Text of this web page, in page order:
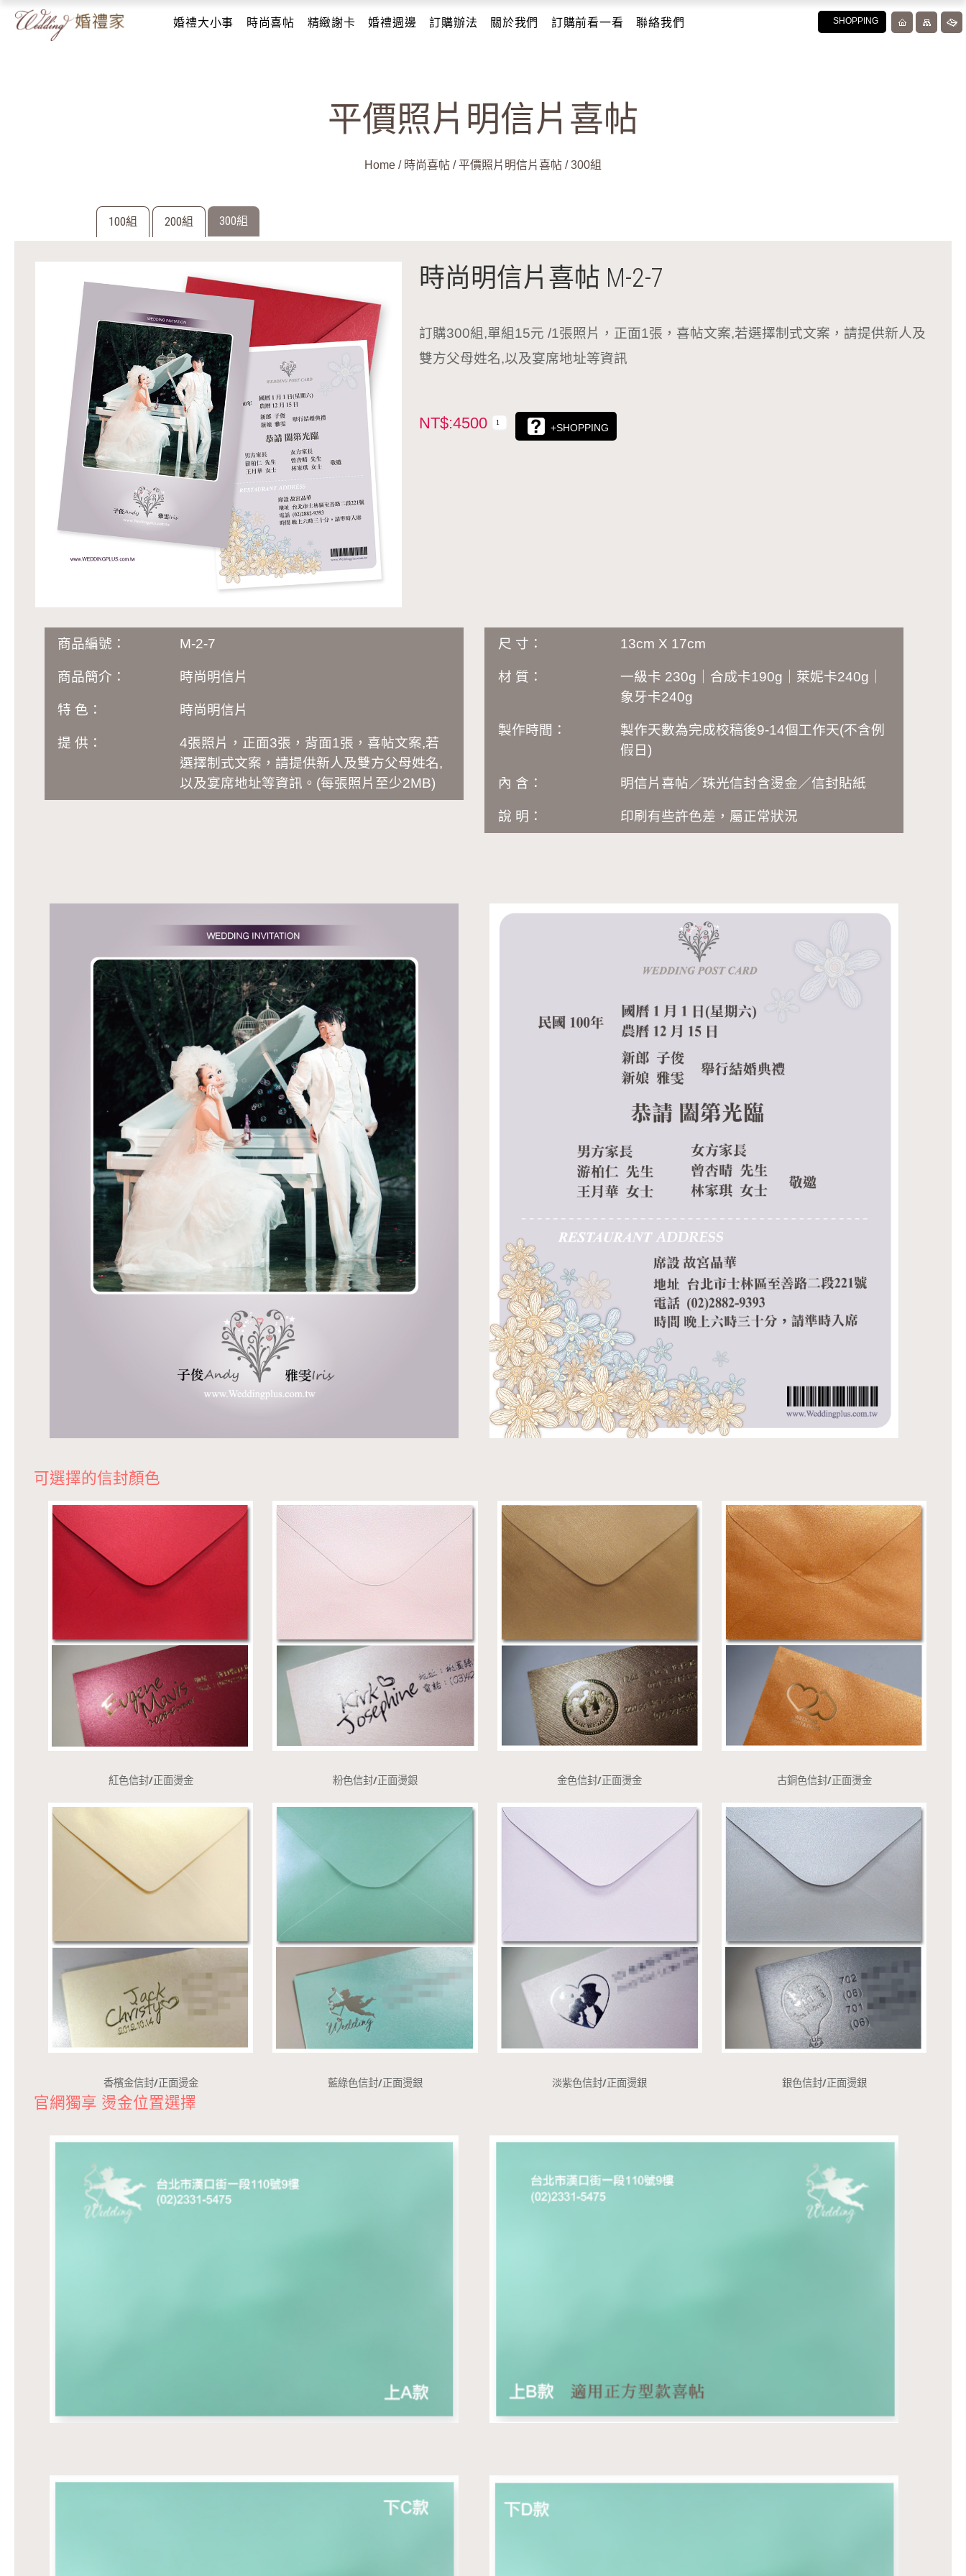
SHOPPING
婚禮大小事 時尚喜帖 精緻謝卡 婚禮週邊 訂購辦法 關於我們 訂購前看一看 聯絡我們
平價照片明信片喜帖
Home / 時尚喜帖 /平價照片明信片喜帖 /300組
100組 200組 300組
時尚明信片喜帖 M-2-7
訂購300組,單組15元 /1張照片，正面1張，喜帖文案,若選擇制式文案，請提供新人及
雙方父母姓名,以及宴席地址等資訊
NT$:4500 +SHOPPING
商品編號： M-2-7
商品簡介： 時尚明信片
特 色： 時尚明信片
提 供：
4張照片，正面3張，背面1張，喜帖文案,若
選擇制式文案，請提供新人及雙方父母姓名,
以及宴席地址等資訊 。 (每張照片至少2MB)
尺 寸： 13cm X 17cm
材 質：
一級卡 230g｜合成卡190g｜萊妮卡240g｜
象牙卡240g
製作時間： 製作天數為完成校稿後9-14個工作天(不含例
假日)
內 含： 明信片喜帖／珠光信封含燙金／信封貼紙
說 明： 印刷有些許色差，屬正常狀況
可選擇的信封顏色
紅色信封/正面燙金 粉色信封/正面燙銀 金色信封/正面燙金 古銅色信封/正面燙金
香檳金信封/正面燙金 藍綠色信封/正面燙銀 淡紫色信封/正面燙銀 銀色信封/正面燙銀
官網獨享 燙金位置選擇